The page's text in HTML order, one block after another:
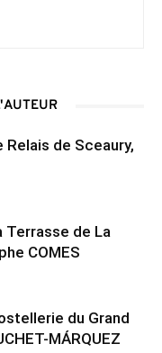
Relais de Sceaury,
Terrasse de La
COMES
du Grand
MÁRQUEZ